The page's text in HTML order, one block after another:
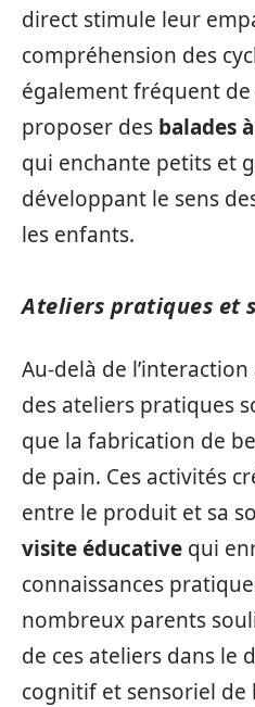
direct stimule leur
compréhension des
également fréquent
proposer des balades
qui enchante petits et
développant le sens
les enfants.
Ateliers pratiques et
Au-delà de
des ateliers pratiques
que la fabrication de
de pain. Ces activités
entre le produit et sa
visite éducative qui
connaissances
nombreux parents
de ces ateliers dans le
cognitif et sensoriel de